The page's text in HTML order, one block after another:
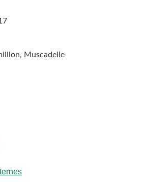
at this stage. Long, tangy finish.
Muscadelle